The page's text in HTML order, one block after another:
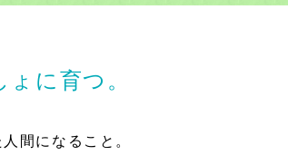
に育つ。
間になること。